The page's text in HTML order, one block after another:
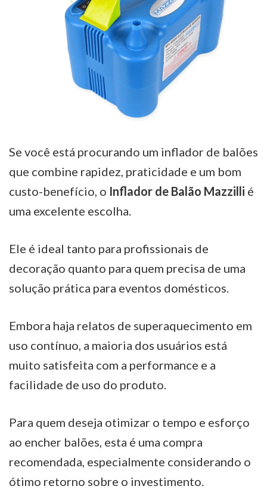
Se você está procurando um inflador de balões
que combine rapidez, praticidade e um bom
custo-benefício, o Inflador de Balão Mazzilli é
uma excelente escolha.
Ele é ideal tanto para profissionais de
decoração quanto para quem precisa de uma
solução prática para eventos domésticos.
Embora haja relatos de superaquecimento em
uso contínuo, a maioria dos usuários está
muito satisfeita com a performance e a
facilidade de uso do produto.
Para quem deseja otimizar o tempo e esforço
ao encher balões, esta é uma compra
recomendada, especialmente considerando o
ótimo retorno sobre o investimento.